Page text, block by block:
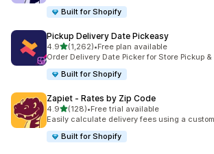
Built for Shopify
Pickup Delivery Date Pickeasy
4.95つ星中
(1,262)
合計レビュー数：1262件
•Free plan available
Order Delivery Date Picker for Store Pickup
Built for Shopify
Zapiet ‑ Rates by Zip Code
4.95つ星中
(128)
合計レビュー数：128件
•Free trial available
Easily calculate delivery fees using a
Built for Shopify